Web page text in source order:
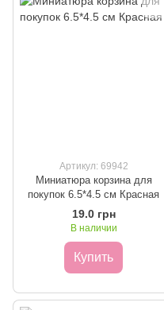
Артикул: 69942
Миниатюра корзина для
покупок 6.5*4.5 см Красная
19.0 грн
В наличии
Купить